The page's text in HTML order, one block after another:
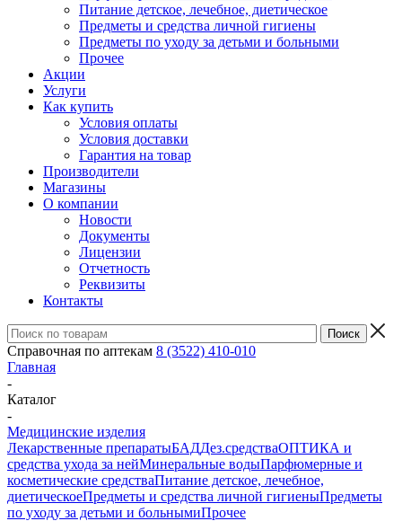
Питание детское, лечебное, диетическое
Предметы и средства личной гигиены
Предметы по уходу за детьми и больными
Прочее
Акции
Услуги
Как купить
Условия оплаты
Условия доставки
Гарантия на товар
Производители
Магазины
О компании
Новости
Документы
Лицензии
Отчетность
Реквизиты
Контакты
Справочная по аптекам 8 (3522) 410-010
Главная
-
Каталог
-
Медицинские изделия
Лекарственные препаратыБАДДез.средстваОПТИКА и
средства ухода за нейМинеральные водыПарфюмерные и
косметические средстваПитание детское, лечебное,
диетическоеПредметы и средства личной гигиеныПредметы
по уходу за детьми и больнымиПрочее